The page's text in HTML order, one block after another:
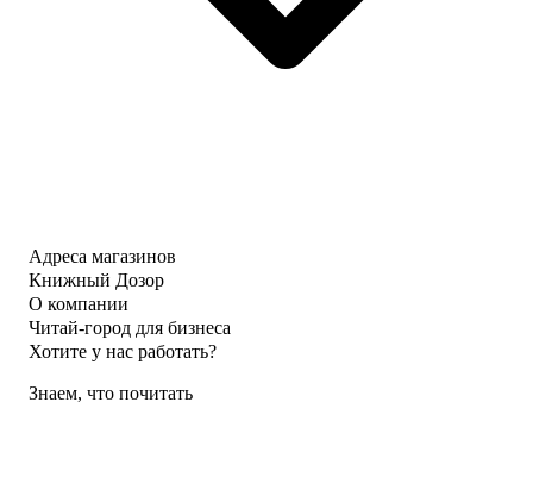
Адреса магазинов
Книжный Дозор
О компании
Читай-город для бизнеса
Хотите у нас работать?
Знаем, что почитать